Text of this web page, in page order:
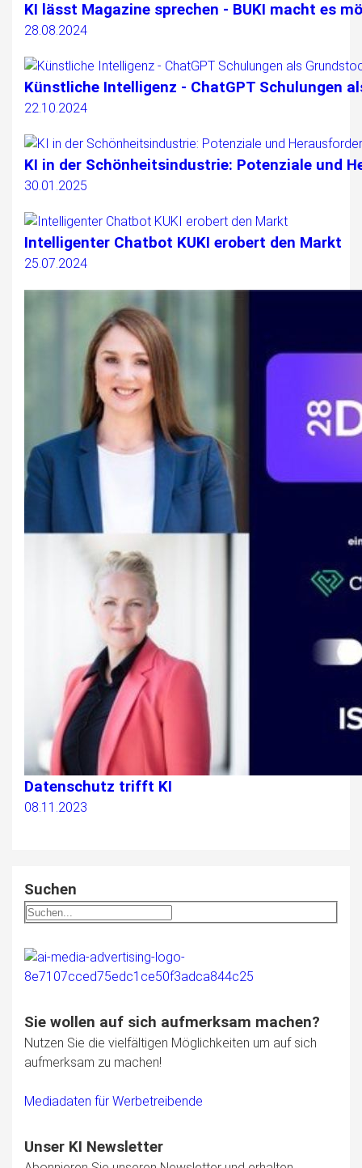
KI lässt Magazine sprechen - BUKI macht es
28.08.2024
Künstliche Intelligenz - ChatGPT Schulungen
22.10.2024
KI in der Schönheitsindustrie: Potenziale und
30.01.2025
Intelligenter Chatbot KUKI erobert den Markt
25.07.2024
Datenschutz trifft KI
08.11.2023
Suchen
Sie wollen auf sich aufmerksam machen?
Nutzen Sie die vielfältigen Möglichkeiten um auf sich
aufmerksam zu machen!
Mediadaten für Werbetreibende
Unser KI Newsletter